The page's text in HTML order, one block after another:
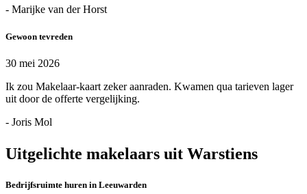
- Marijke van der Horst
Gewoon tevreden
30 mei 2026
Ik zou Makelaar-kaart zeker aanraden. Kwamen qua tarieven lager
uit door de offerte vergelijking.
- Joris Mol
Uitgelichte makelaars uit Warstiens
Bedrijfsruimte huren in Leeuwarden